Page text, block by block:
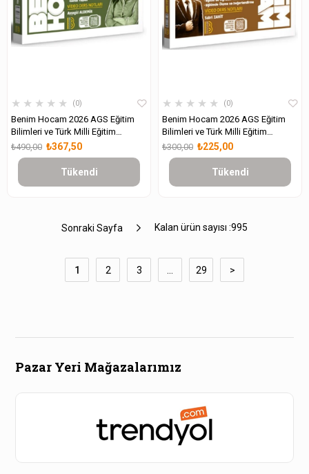
★ ★ ★ ★ ★ 0
Benim Hocam 2026 AGS Eğitim
Bilimleri ve Türk Milli Eğitim
Sistemi Gelişim ve Öğrenme
Psikolojisi Ders Notları
₺367,50
₺490,00
Tükendi
★ ★ ★ ★ ★ 0
Benim Hocam 2026 AGS Eğitim
Bilimleri ve Türk Milli Eğitim
Sistemi Ders Notları
₺225,00
₺300,00
Tükendi
Sonraki Sayfa Kalan ürün sayısı :995
1 2 3 29 >
Pazar Yeri Mağazalarımız